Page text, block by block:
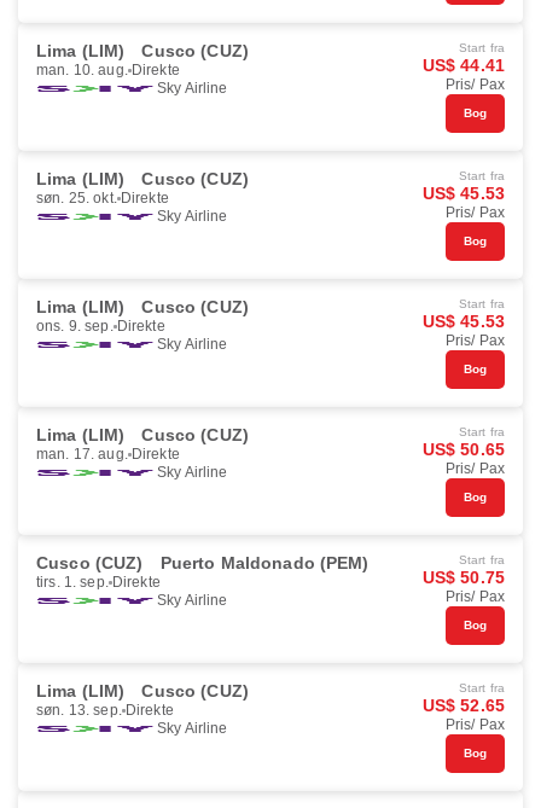
Lima (LIM) Cusco (CUZ)
man. 10. aug. Direkte
Sky Airline
Start fra
US$ 44.41
Pris/ Pax
Bog
Lima (LIM) Cusco (CUZ)
søn. 25. okt. Direkte
Sky Airline
Start fra
US$ 45.53
Pris/ Pax
Bog
Lima (LIM) Cusco (CUZ)
ons. 9. sep. Direkte
Sky Airline
Start fra
US$ 45.53
Pris/ Pax
Bog
Lima (LIM) Cusco (CUZ)
man. 17. aug. Direkte
Sky Airline
Start fra
US$ 50.65
Pris/ Pax
Bog
Cusco (CUZ) Puerto Maldonado (PEM)
tirs. 1. sep. Direkte
Sky Airline
Start fra
US$ 50.75
Pris/ Pax
Bog
Lima (LIM) Cusco (CUZ)
søn. 13. sep. Direkte
Sky Airline
Start fra
US$ 52.65
Pris/ Pax
Bog